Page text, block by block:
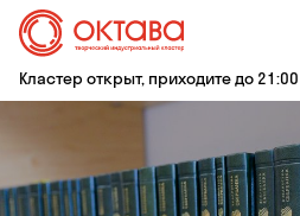
Кластер открыт, приходите до 21:00